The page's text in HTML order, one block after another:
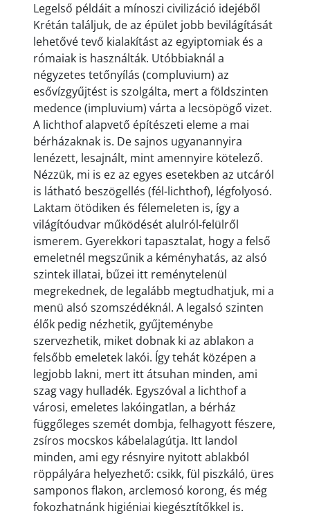
Legelső példáit a mínoszi civilizáció idejéből
Krétán találjuk, de az épület jobb bevilágítását
lehetővé tevő kialakítást az egyiptomiak és a
rómaiak is használták. Utóbbiaknál a
négyzetes tetőnyílás (compluvium) az
esővízgyűjtést is szolgálta, mert a földszinten
medence (impluvium) várta a lecsöpögő vizet.
A lichthof alapvető építészeti eleme a mai
bérházaknak is. De sajnos ugyanannyira
lenézett, lesajnált, mint amennyire kötelező.
Nézzük, mi is ez az egyes esetekben az utcáról
is látható beszögellés (fél-lichthof), légfolyosó.
Laktam ötödiken és félemeleten is, így a
világítóudvar működését alulról-felülről
ismerem. Gyerekkori tapasztalat, hogy a felső
emeletnél megszűnik a kéményhatás, az alsó
szintek illatai, bűzei itt reménytelenül
megrekednek, de legalább megtudhatjuk, mi a
menü alsó szomszédéknál. A legalsó szinten
élők pedig nézhetik, gyűjteménybe
szervezhetik, miket dobnak ki az ablakon a
felsőbb emeletek lakói. Így tehát középen a
legjobb lakni, mert itt átsuhan minden, ami
szag vagy hulladék. Egyszóval a lichthof a
városi, emeletes lakóingatlan, a bérház
függőleges szemét dombja, felhagyott fészere,
zsíros mocskos kábelalagútja. Itt landol
minden, ami egy résnyire nyitott ablakból
röppályára helyezhető: csikk, fül piszkáló, üres
samponos flakon, arclemosó korong, és még
fokozhatnánk higiéniai kiegésztítőkkel is.